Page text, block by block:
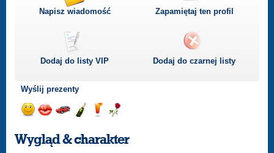
Napisz wiadomość Zapamiętaj ten profil
Dodaj do listyVIP Dodaj do czarnej listy
Wyślij prezenty
uśmiech
buziakasamochodem
szampana
drinka
różę
Wygląd & charakter